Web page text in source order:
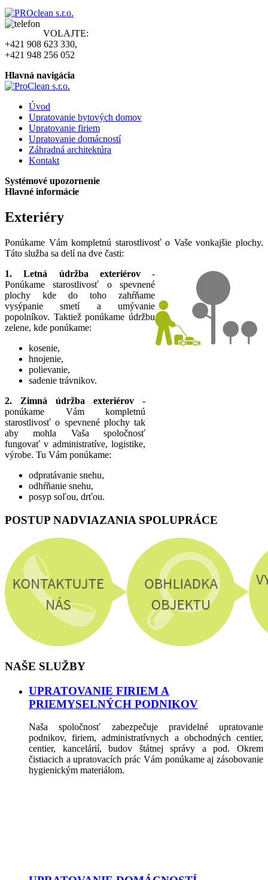
VOLAJTE:
+421 908 623 330,
+421 948 256 052
Hlavná navigácia
Úvod
Upratovanie bytových domov
Upratovanie firiem
Upratovanie domácností
Záhradná architektúra
Kontakt
Systémové upozornenie
Hlavné informácie
Exteriéry
Ponúkame Vám kompletnú starostlivosť o Vaše vonkajšie plochy.
Táto služba sa delí na dve časti:
1. Letná údržba exteriérov-
Ponúkame starostlivosť o spevnené
plochy kde do toho zahŕňame
vysýpanie smetí a umývanie
popolníkov. Taktiež ponúkame údržbu
zelene, kde ponúkame:
kosenie,
hnojenie,
polievanie,
sadenie trávnikov.
2. Zimná údržba exteriérov -
ponúkame Vám kompletnú
starostlivosť o spevnené plochy tak
aby mohla Vaša spoločnosť
fungovať v administratíve, logistike,
výrobe. Tu Vám ponúkame:
odpratávanie snehu,
odhŕňanie snehu,
posyp soľou, drťou.
POSTUP NADVIAZANIA SPOLUPRÁCE
NAŠE SLUŽBY
UPRATOVANIE FIRIEM A
PRIEMYSELNÝCH PODNIKOV
Naša spoločnosť zabezpečuje pravidelné upratovanie
podnikov, firiem, administratívnych a obchodných centier,
centier, kancelárií, budov štátnej správy a pod. Okrem
čistiacich a upratovacích prác Vám ponúkame aj zásobovanie
hygienickým materiálom.